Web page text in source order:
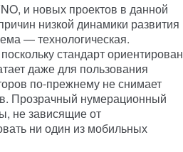
и новых проектов в данной
низкой динамики развития
— технологическая.
стандарт ориентирован
даже для пользования
по-прежнему не снимает
Прозрачный нумерационный
не зависящие от
ни один из мобильных